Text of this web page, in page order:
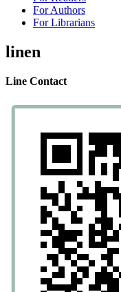
For Authors
For Librarians
linen
Line Contact